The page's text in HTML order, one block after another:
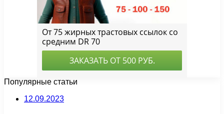
Популярные статьи
12.09.2023